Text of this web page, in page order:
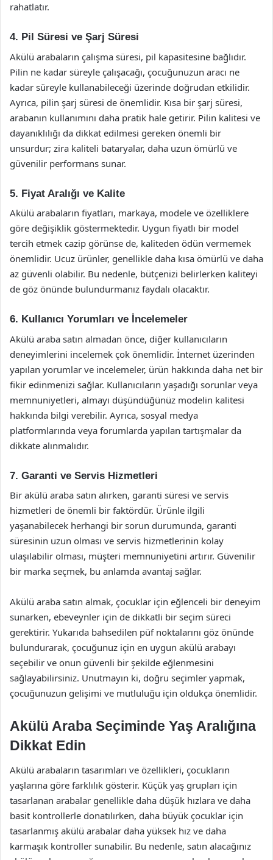
rahatlatır.
4. Pil Süresi ve Şarj Süresi
Akülü arabaların çalışma süresi, pil kapasitesine bağlıdır.
Pilin ne kadar süreyle çalışacağı, çocuğunuzun aracı ne
kadar süreyle kullanabileceği üzerinde doğrudan etkilidir.
Ayrıca, pilin şarj süresi de önemlidir. Kısa bir şarj süresi,
arabanın kullanımını daha pratik hale getirir. Pilin kalitesi ve
dayanıklılığı da dikkat edilmesi gereken önemli bir
unsurdur; zira kaliteli bataryalar, daha uzun ömürlü ve
güvenilir performans sunar.
5. Fiyat Aralığı ve Kalite
Akülü arabaların fiyatları, markaya, modele ve özelliklere
göre değişiklik göstermektedir. Uygun fiyatlı bir model
tercih etmek cazip görünse de, kaliteden ödün vermemek
önemlidir. Ucuz ürünler, genellikle daha kısa ömürlü ve daha
az güvenli olabilir. Bu nedenle, bütçenizi belirlerken kaliteyi
de göz önünde bulundurmanız faydalı olacaktır.
6. Kullanıcı Yorumları ve İncelemeler
Akülü araba satın almadan önce, diğer kullanıcıların
deneyimlerini incelemek çok önemlidir. İnternet üzerinden
yapılan yorumlar ve incelemeler, ürün hakkında daha net bir
fikir edinmenizi sağlar. Kullanıcıların yaşadığı sorunlar veya
memnuniyetleri, almayı düşündüğünüz modelin kalitesi
hakkında bilgi verebilir. Ayrıca, sosyal medya
platformlarında veya forumlarda yapılan tartışmalar da
dikkate alınmalıdır.
7. Garanti ve Servis Hizmetleri
Bir akülü araba satın alırken, garanti süresi ve servis
hizmetleri de önemli bir faktördür. Ürünle ilgili
yaşanabilecek herhangi bir sorun durumunda, garanti
süresinin uzun olması ve servis hizmetlerinin kolay
ulaşılabilir olması, müşteri memnuniyetini artırır. Güvenilir
bir marka seçmek, bu anlamda avantaj sağlar.
Akülü araba satın almak, çocuklar için eğlenceli bir deneyim
sunarken, ebeveynler için de dikkatli bir seçim süreci
gerektirir. Yukarıda bahsedilen püf noktalarını göz önünde
bulundurarak, çocuğunuz için en uygun akülü arabayı
seçebilir ve onun güvenli bir şekilde eğlenmesini
sağlayabilirsiniz. Unutmayın ki, doğru seçimler yapmak,
çocuğunuzun gelişimi ve mutluluğu için oldukça önemlidir.
Akülü Araba Seçiminde Yaş Aralığına
Dikkat Edin
Akülü arabaların tasarımları ve özellikleri, çocukların
yaşlarına göre farklılık gösterir. Küçük yaş grupları için
tasarlanan arabalar genellikle daha düşük hızlara ve daha
basit kontrollerle donatılırken, daha büyük çocuklar için
tasarlanmış akülü arabalar daha yüksek hız ve daha
karmaşık kontroller sunabilir. Bu nedenle, satın alacağınız